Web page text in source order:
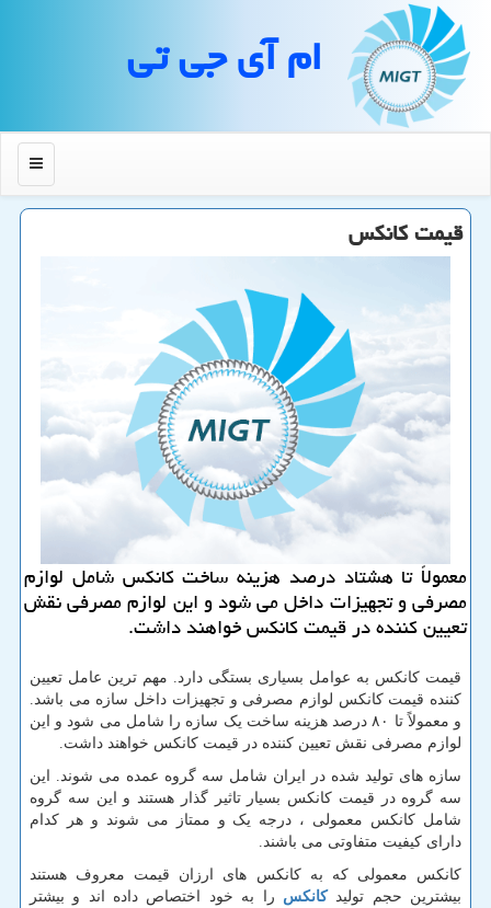
ام آی جی تی
منو
قیمت كانكس
معمولاً تا هشتاد درصد هزینه ساخت كانكس شامل لوازم
مصرفی و تجهیزات داخل می شود و این لوازم مصرفی نقش
تعیین كننده در قیمت كانكس خواهند داشت.
قیمت کانکس به عوامل بسیاری بستگی دارد. مهم ترین عامل تعیین
کننده قیمت کانکس لوازم مصرفی و تجهیزات داخل سازه می باشد.
و معمولاً تا ۸۰ درصد هزینه ساخت یک سازه را شامل می شود و این
لوازم مصرفی نقش تعیین کننده در قیمت کانکس خواهند داشت.
سازه های تولید شده در ایران شامل سه گروه عمده می شوند. این
سه گروه در قیمت کانکس بسیار تاثیر گذار هستند و این سه گروه
شامل کانکس معمولی ، درجه یک و ممتاز می شوند و هر کدام
دارای کیفیت متفاوتی می باشند.
کانکس معمولی که به کانکس های ارزان قیمت معروف هستند
بیشترین حجم تولیدکانکس را به خود اختصاص داده اند و بیشتر